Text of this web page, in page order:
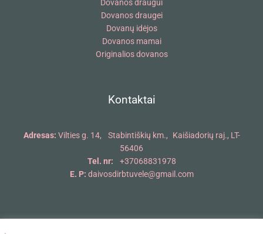
Dovanos draugui
Dovanos draugei
Dovanų idėjos
Dovanos mamai
Originalios dovanos
Kontaktai
Adresas: Vilties g. 14, Stabintiškių km., Kaišiadorių raj., LT-
56406
Tel. nr:
+37068831978
E. P: daivosdirbtuvele@gmail.com